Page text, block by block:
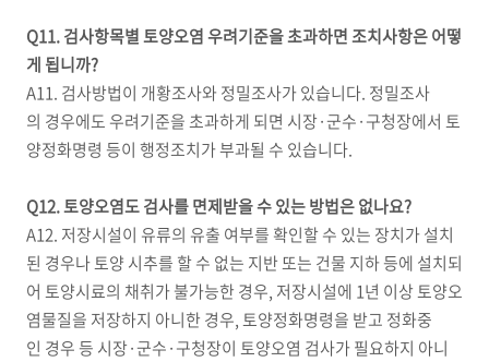
Q11. 검사항목별 토양오염 우려기준을 초과하면 조치사항은 어떻
게 됩니까?
A11. 검사방법이 개황조사와 정밀조사가 있습니다. 정밀조사
의 경우에도 우려기준을 초과하게 되면 시장·군수·구청장에서 토
양정화명령 등이 행정조치가 부과될 수 있습니다.
Q12. 토양오염도 검사를 면제받을 수 있는 방법은 없나요?
A12. 저장시설이 유류의 유출 여부를 확인할 수 있는 장치가 설치
된 경우나 토양 시추를 할 수 없는 지반 또는 건물 지하 등에 설치되
어 토양시료의 채취가 불가능한 경우, 저장시설에 1년 이상 토양오
염물질을 저장하지 아니한 경우, 토양정화명령을 받고 정화중
인 경우 등 시장·군수·구청장이 토양오염 검사가 필요하지 아니